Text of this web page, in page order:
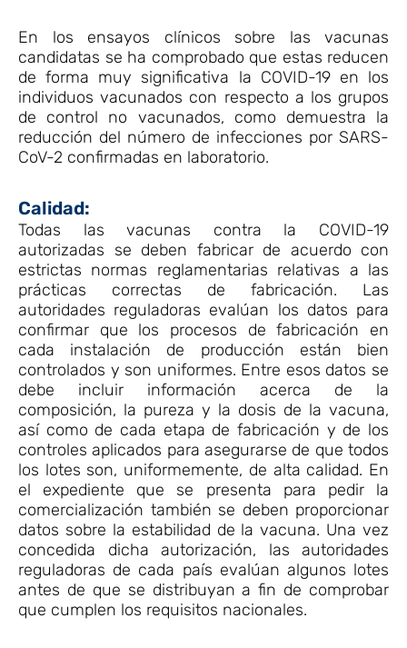
En los ensayos clínicos sobre las vacunas
candidatas se ha comprobado que estas reducen
de forma muy significativa la COVID-19 en los
individuos vacunados con respecto a los grupos
de control no vacunados, como demuestra la
reducción del número de infecciones por SARS-
CoV-2 confirmadas en laboratorio.
Calidad:
Todas las vacunas contra la COVID-19
autorizadas se deben fabricar de acuerdo con
estrictas normas reglamentarias relativas a las
prácticas correctas de fabricación. Las
autoridades reguladoras evalúan los datos para
confirmar que los procesos de fabricación en
cada instalación de producción están bien
controlados y son uniformes. Entre esos datos se
debe incluir información acerca de la
composición, la pureza y la dosis de la vacuna,
así como de cada etapa de fabricación y de los
controles aplicados para asegurarse de que todos
los lotes son, uniformemente, de alta calidad. En
el expediente que se presenta para pedir la
comercialización también se deben proporcionar
datos sobre la estabilidad de la vacuna. Una vez
concedida dicha autorización, las autoridades
reguladoras de cada país evalúan algunos lotes
antes de que se distribuyan a fin de comprobar
que cumplen los requisitos nacionales.